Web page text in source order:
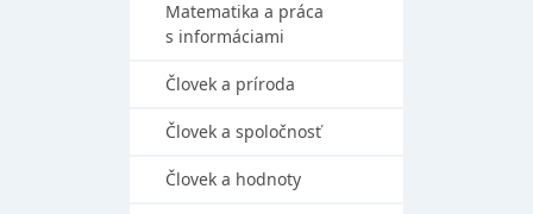
Matematika a práca
s informáciami
Človek a príroda
Človek a spoločnosť
Človek a hodnoty